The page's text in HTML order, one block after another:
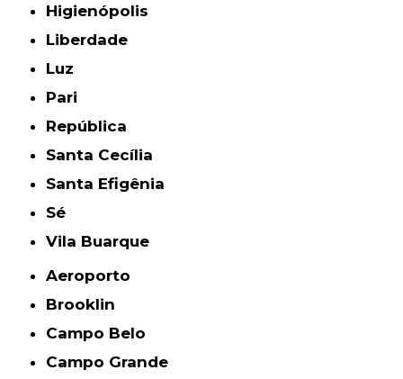
Higienópolis
Liberdade
Luz
Pari
República
Santa Cecília
Santa Efigênia
Sé
Vila Buarque
Aeroporto
Brooklin
Campo Belo
Campo Grande